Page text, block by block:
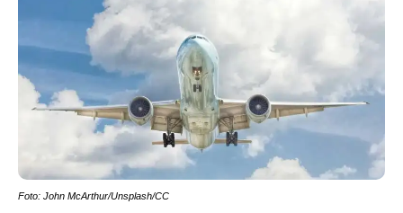
Foto: John McArthur/Unsplash/CC